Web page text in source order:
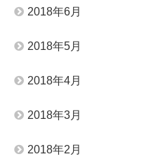
2018年6月
2018年5月
2018年4月
2018年3月
2018年2月